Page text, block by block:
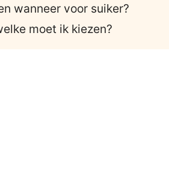
wanneer voor suiker?
moet ik kiezen?